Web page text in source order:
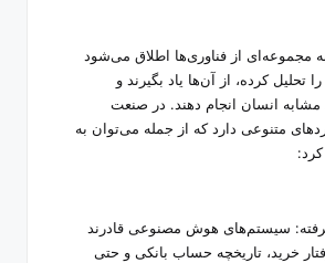
از فناوری‌ها اطلاق می‌شود
تحلیل کرده، از آن‌ها یاد بگیرند و
انسان انجام دهند. در صنعت
متنوعی دارد که از جمله می‌توان به
:
سیستم‌های هوش مصنوعی قادرند
خرید، تاریخچه حساب بانکی و حتی